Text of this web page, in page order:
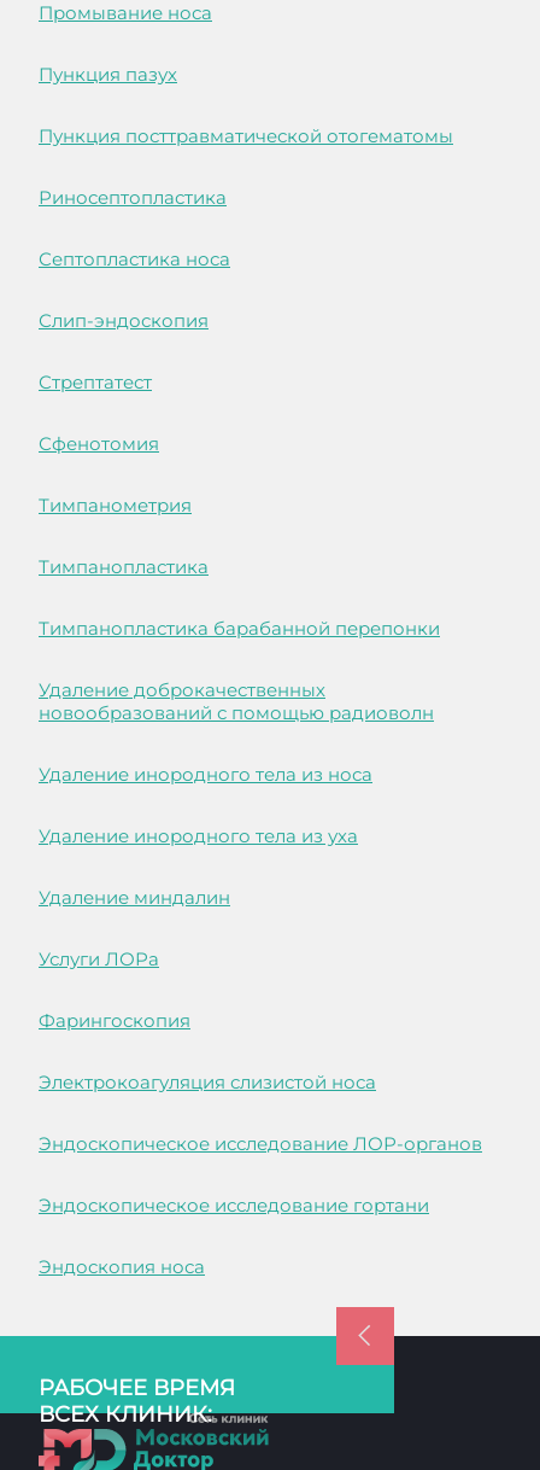
Промывание носа
Пункция пазух
Пункция посттравматической отогематомы
Риносептопластика
Септопластика носа
Слип-эндоскопия
Стрептатест
Сфенотомия
Тимпанометрия
Тимпанопластика
Тимпанопластика барабанной перепонки
Удаление доброкачественных
новообразований с помощью радиоволн
Удаление инородного тела из носа
Удаление инородного тела из уха
Удаление миндалин
Услуги ЛОРа
Фарингоскопия
Электрокоагуляция слизистой носа
Эндоскопическое исследование ЛОР-органов
Эндоскопическое исследование гортани
Эндоскопия носа
РАБОЧЕЕ ВРЕМЯ
ВСЕХ КЛИНИК: